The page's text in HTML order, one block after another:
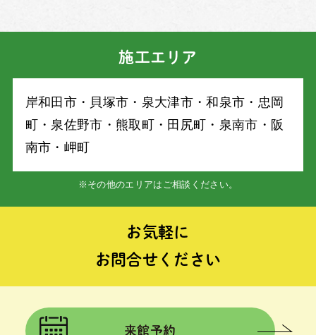
施工エリア
岸和⽥市・⾙塚市・泉⼤津市・和泉市・忠岡
町・泉佐野市・熊取町・⽥尻町・泉南市・阪
南市・岬町
※その他のエリアはご相談ください。
お気軽に
お問合せください
来館予約